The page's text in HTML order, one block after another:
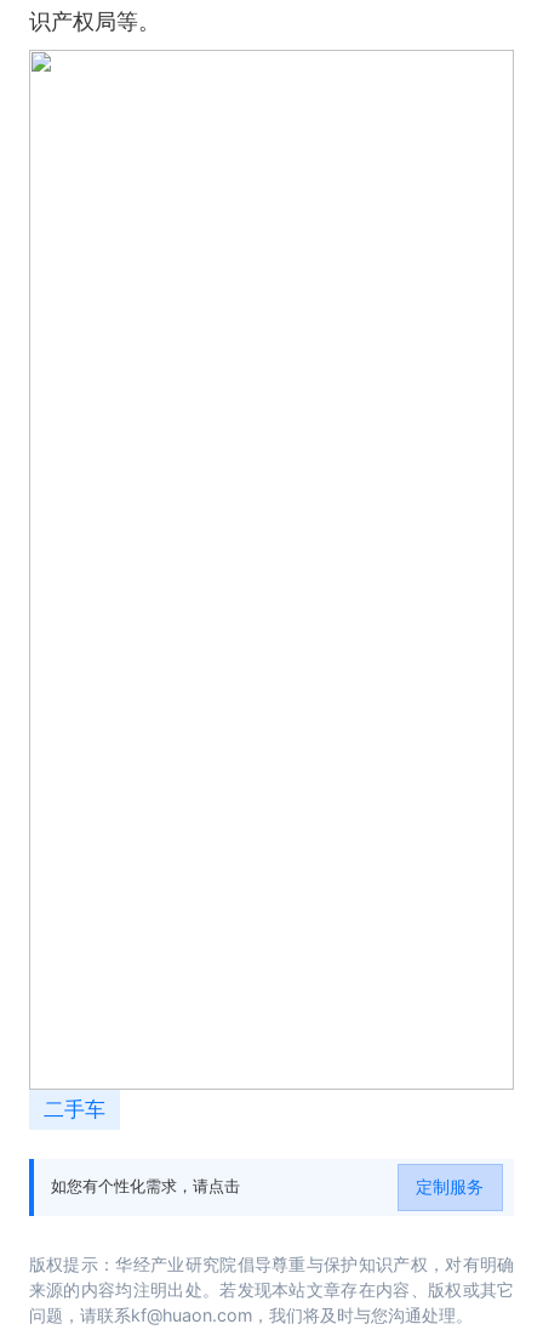
识产权局等。
二手车
如您有个性化需求，请点击 定制服务
版权提示：华经产业研究院倡导尊重与保护知识产权，对有明确
来源的内容均注明出处。若发现本站文章存在内容、版权或其它
问题，请联系kf@huaon.com，我们将及时与您沟通处理。